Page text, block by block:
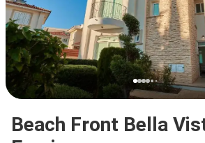
Beach Front Bella